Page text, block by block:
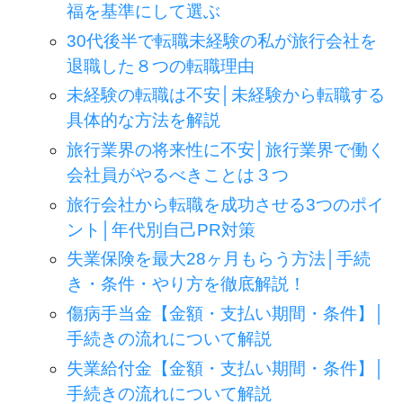
福を基準にして選ぶ
30代後半で転職未経験の私が旅行会社を
退職した８つの転職理由
未経験の転職は不安│未経験から転職する
具体的な方法を解説
旅行業界の将来性に不安│旅行業界で働く
会社員がやるべきことは３つ
旅行会社から転職を成功させる3つのポイ
ント│年代別自己PR対策
失業保険を最大28ヶ月もらう方法│手続
き・条件・やり方を徹底解説！
傷病手当金【金額・支払い期間・条件】│
手続きの流れについて解説
失業給付金【金額・支払い期間・条件】│
手続きの流れについて解説